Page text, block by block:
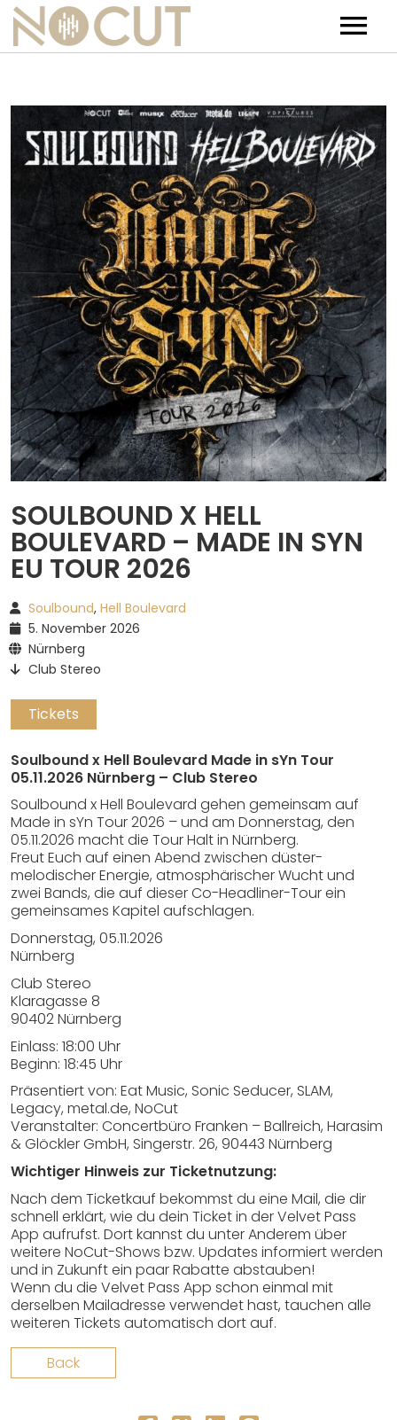
Artists – Filters
Releases
Events
News
Team
Contact
Jobs
Tickets & Merch
Spotify
SOULBOUND X HELL
BOULEVARD – MADE IN SYN
EU TOUR 2026
Soulbound, Hell Boulevard
5. November 2026
Nürnberg
Club Stereo
Tickets
Soulbound x Hell Boulevard Made in sYn Tour
05.11.2026 Nürnberg – Club Stereo
Soulbound x Hell Boulevard gehen gemeinsam auf
Made in sYn Tour 2026 – und am Donnerstag, den
05.11.2026 macht die Tour Halt in Nürnberg.
Freut Euch auf einen Abend zwischen düster-
melodischer Energie, atmosphärischer Wucht und
zwei Bands, die auf dieser Co-Headliner-Tour ein
gemeinsames Kapitel aufschlagen.
Donnerstag, 05.11.2026
Nürnberg
Club Stereo
Klaragasse 8
90402 Nürnberg
Einlass: 18:00 Uhr
Beginn: 18:45 Uhr
Präsentiert von: Eat Music, Sonic Seducer, SLAM,
Legacy, metal.de, NoCut
Veranstalter: Concertbüro Franken – Ballreich, Harasim
& Glöckler GmbH, Singerstr. 26, 90443 Nürnberg
Wichtiger Hinweis zur Ticketnutzung:
Nach dem Ticketkauf bekommst du eine Mail, die dir
schnell erklärt, wie du dein Ticket in der Velvet Pass
App aufrufst. Dort kannst du unter Anderem über
weitere NoCut-Shows bzw. Updates informiert werden
und in Zukunft ein paar Rabatte abstauben!
Wenn du die Velvet Pass App schon einmal mit
derselben Mailadresse verwendet hast, tauchen alle
weiteren Tickets automatisch dort auf.
Back